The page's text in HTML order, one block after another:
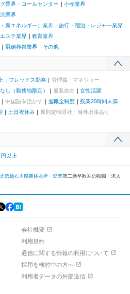
業界・コールセンター
小売業界
業界
新エネルギー）業界
旅行・宿泊・レジャー業界
ステ業界
教育業界
冠婚葬祭業界 その他
フレックス勤務
管理職・マネジャー
し（勤務地限定） 服装自由
女性活躍
中国語を活かす 退職金制度
残業20時間未満
土日祝休み 原則定時退社
海外出張あり
以上
北信越石川県農林水産・鉱業第二新卒歓迎の転職・求人
会社概要
利用規約
通信に関する情報の利用について
採用を検討中の方へ
利用者データの外部送信